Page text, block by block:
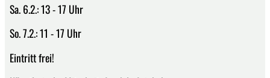
Sa. 6.2.: 13 - 17 Uhr
So. 7.2.: 11 - 17 Uhr
Eintritt frei!